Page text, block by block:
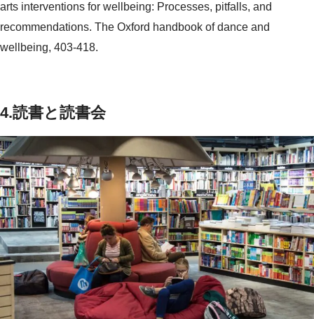
arts interventions for wellbeing: Processes, pitfalls, and
recommendations. The Oxford handbook of dance and
wellbeing, 403-418.
4.読書と読書会